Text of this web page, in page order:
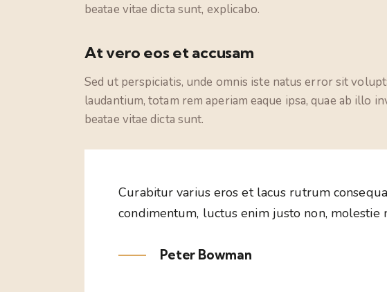
beatae vitae dicta sunt, explicabo.
At vero eos et accusam
Sed ut perspiciatis, unde omnis iste natus error sit
laudantium, totam rem aperiam eaque ipsa, quae ab illo
beatae vitae dicta sunt.
Curabitur varius eros et lacus rutrum
condimentum, luctus enim justo non, molestie
Peter Bowman